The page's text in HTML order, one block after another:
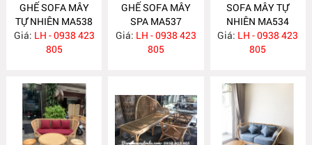
GHẾ SOFA MÂY
TỰ NHIÊN MA538
Giá: LH - 0938 423
805
GHẾ SOFA MÂY
SPA MA537
Giá: LH - 0938 423
805
SOFA MÂY TỰ
NHIÊN MA534
Giá: LH - 0938 423
805